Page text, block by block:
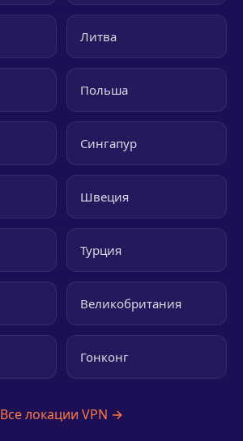
Литва
Польша
Сингапур
Швеция
Турция
Великобритания
Гонконг
Все локации VPN →